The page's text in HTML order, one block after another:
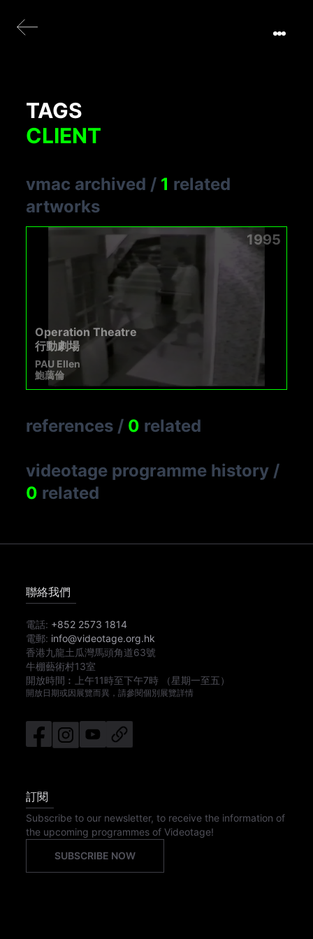
TAGS
CLIENT
vmac archived / 1 related
artworks
1995
Operation Theatre
行動劇場
PAU Ellen
鮑藹倫
references / 0 related
videotage programme history /
0 related
聯絡我們
電話: +852 2573 1814
電郵: info@videotage.org.hk
香港九龍土瓜灣馬頭角道63號
牛棚藝術村13室
開放時間︰
上午11時至下午7時 （星期一至五）
開放日期或因展覽而異，請參閱個別展覽詳情
訂閱
Subscribe to our newsletter, to receive the information of
the upcoming programmes of Videotage!
SUBSCRIBE NOW